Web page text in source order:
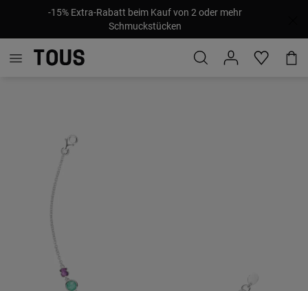
-15% Extra-Rabatt beim Kauf von 2 oder mehr
Schmuckstücken